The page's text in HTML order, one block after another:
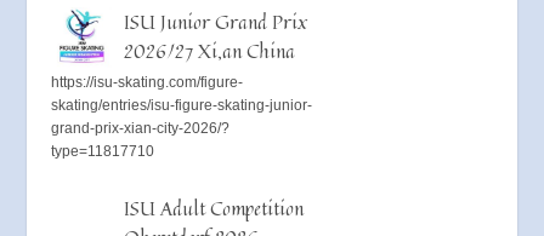
ISU Junior Grand Prix
2026/27 Xi,an China
https://isu-skating.com/figure-
skating/entries/isu-figure-skating-junior-
grand-prix-xian-city-2026/?
type=11817710
ISU Adult Competition